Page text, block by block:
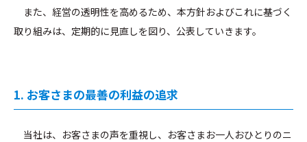
また、経営の透明性を高めるため、本方針およびこれに基づく
取り組みは、定期的に見直しを図り、公表していきます。
1. お客さまの最善の利益の追求
当社は、お客さまの声を重視し、お客さまお一人おひとりのニ